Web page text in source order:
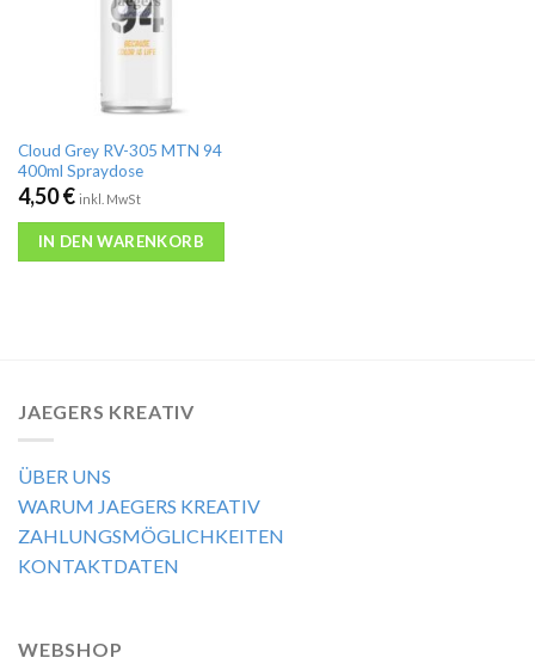
Cloud Grey RV-305 MTN 94
400ml Spraydose
4,50€ inkl. MwSt
IN DEN WARENKORB
JAEGERS KREATIV
ÜBER UNS
WARUM JAEGERS KREATIV
ZAHLUNGSMÖGLICHKEITEN
KONTAKTDATEN
WEBSHOP